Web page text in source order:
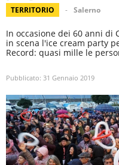
TERRITORIO Salerno
In occasione dei 60 anni di
in scena l'ice cream party
Record: quasi mille le
Pubblicato: 31 Gennaio 2019